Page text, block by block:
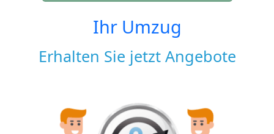
Ihr Umzug
Erhalten Sie jetzt Angebote